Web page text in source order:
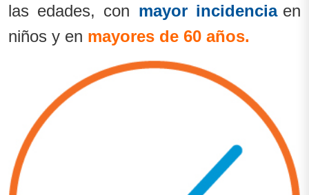
las edades, con mayor incidencia en
niños y en mayores de 60 años.